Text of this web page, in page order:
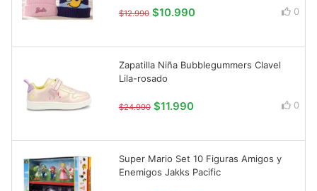
$12.990 $10.990 0
Zapatilla Niña Bubblegummers Clavel
Lila-rosado
$24.990 $11.990 0
Super Mario Set 10 Figuras Amigos y
Enemigos Jakks Pacific